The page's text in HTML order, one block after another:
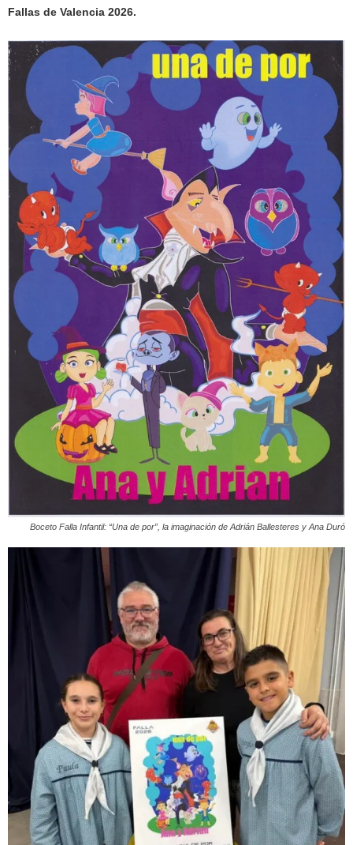
Fallas de Valencia 2026.
Boceto Falla Infantil: “Una de por”, la imaginación de Adrián Ballesteres y Ana Duró